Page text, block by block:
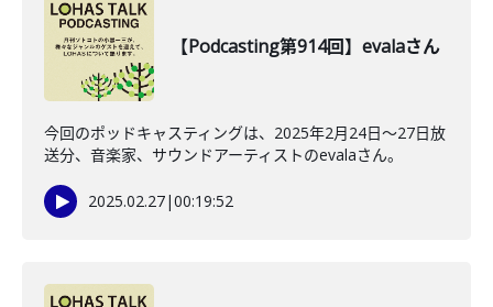
【Podcasting第914回】evalaさん
今回のポッドキャスティングは、2025年2月24日～27日放
送分、音楽家、サウンドアーティストのevalaさん。
2025.02.27|00:19:52